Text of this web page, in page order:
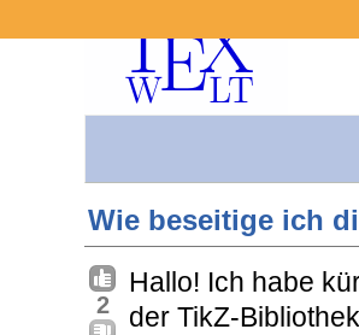
Wie beseitige ich
2
Hallo! Ich habe
der TikZ-